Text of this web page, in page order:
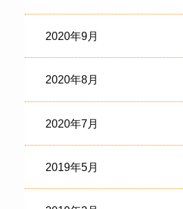
2020年9月
2020年8月
2020年7月
2019年5月